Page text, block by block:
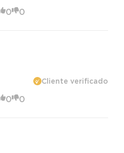
0 0
0 0
Cliente verificado